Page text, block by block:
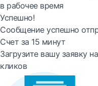
в рабочее время
Успешно!
Сообщение успешно
Счет за 15 минут
Загрузите вашу заявку
кликов